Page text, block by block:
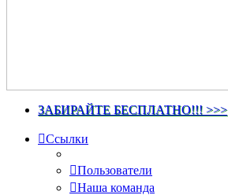
ЗАБИРАЙТЕ БЕСПЛАТНО!!! >>>
Ссылки
Пользователи
Наша команда